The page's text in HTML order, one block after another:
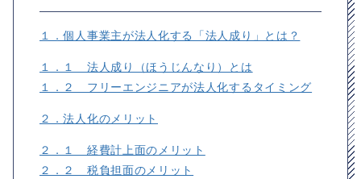
１．個人事業主が法人化する「法人成り」とは？
１．１ 法人成り（ほうじんなり）とは
１．２ フリーエンジニアが法人化するタイミング
２．法人化のメリット
２．１ 経費計上面のメリット
２．２ 税負担面のメリット